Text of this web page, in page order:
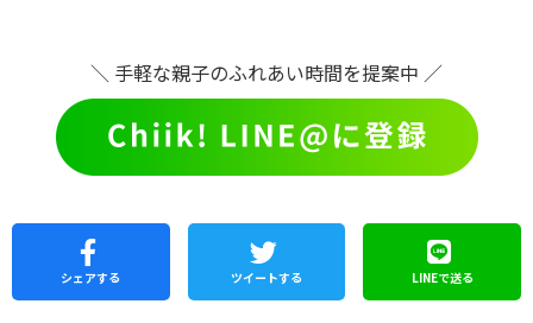
＼ 手軽な親子のふれあい時間を提案中 ／
シェアする ツイートする LINEで送る